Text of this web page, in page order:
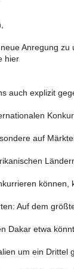
Anregung zu
hier
auch explizit
auf
können,
Auf dem
Dakar etwa
um ein Drittel